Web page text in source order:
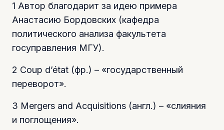
1 Автор благодарит за идею примера
Анастасию Бордовских (кафедра
политического анализа факультета
госуправления МГУ).
2 Coup d’état (фр.) – «государственный
переворот».
3 Mergers and Acquisitions (англ.) – «слияния
и поглощения».